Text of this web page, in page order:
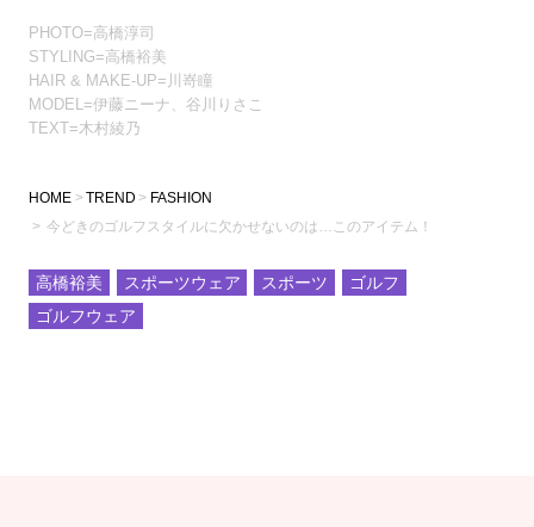
PHOTO=高橋淳司
STYLING=高橋裕美
HAIR & MAKE-UP=川嵜瞳
MODEL=伊藤ニーナ、谷川りさこ
TEXT=木村綾乃
HOME TREND
FASHION
今どきのゴルフスタイルに欠かせないのは…このアイテム！
高橋裕美 スポーツウェア スポーツ
ゴルフ
ゴルフウェア